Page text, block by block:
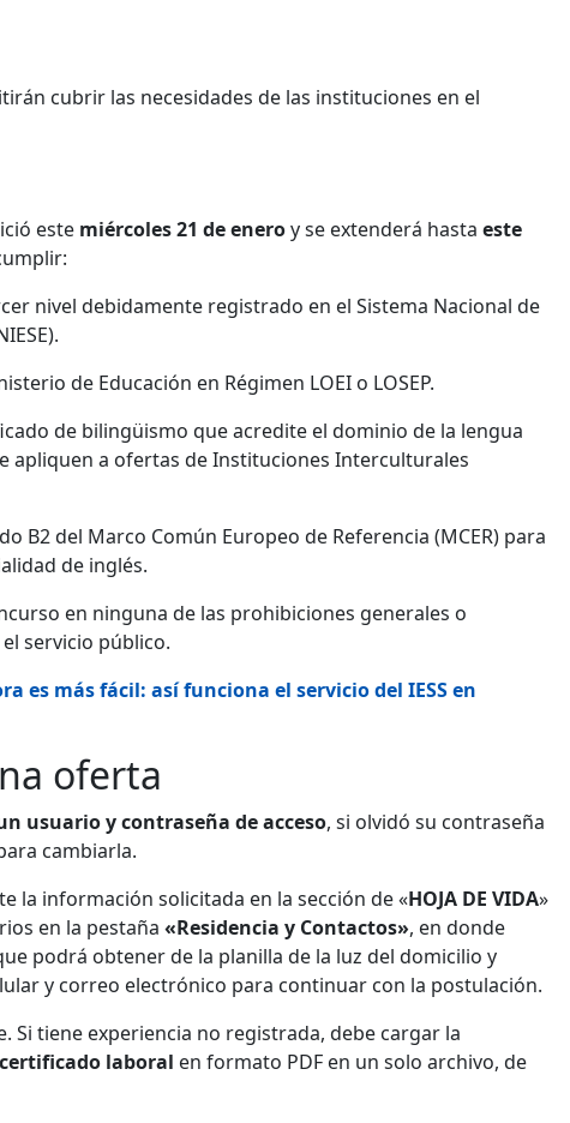
cubrir las necesidades de las instituciones en el
este miércoles 21 de eneroy se extenderá hasta este
nivel debidamente registrado en el Sistema Nacional de
de Educación en Régimen LOEI o LOSEP.
de bilingüismo que acredite el dominio de la lengua
apliquen a ofertas de Instituciones Interculturales
B2 del Marco Común Europeo de Referencia (MCER) para
de inglés.
en ninguna de las prohibiciones generales o
servicio público.
es más fácil: así funciona el servicio del IESS en
oferta
usuario y contraseña de acceso, si olvidó su contraseña
cambiarla.
la información solicitada en la sección de «HOJA DE VIDA»
en la pestaña «Residencia y Contactos», en donde
podrá obtener de la planilla de la luz del domicilio y
y correo electrónico para continuar con la postulación.
Si tiene experiencia no registrada, debe cargar la
certificado laboral en formato PDF en un solo archivo, de